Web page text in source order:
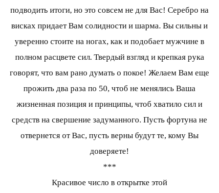
подводить итоги, но это совсем не для Вас! Серебро на
висках придает Вам солидности и шарма. Вы сильны и
уверенно стоите на ногах, как и подобает мужчине в
полном расцвете сил. Твердый взгляд и крепкая рука
говорят, что вам рано думать о покое! Желаем Вам еще
прожить два раза по 50, чтоб не менялись Ваша
жизненная позиция и принципы, чтоб хватило сил и
средств на свершение задуманного. Пусть фортуна не
отвернется от Вас, пусть верны будут те, кому Вы
доверяете!
***
Красивое число в открытке этой